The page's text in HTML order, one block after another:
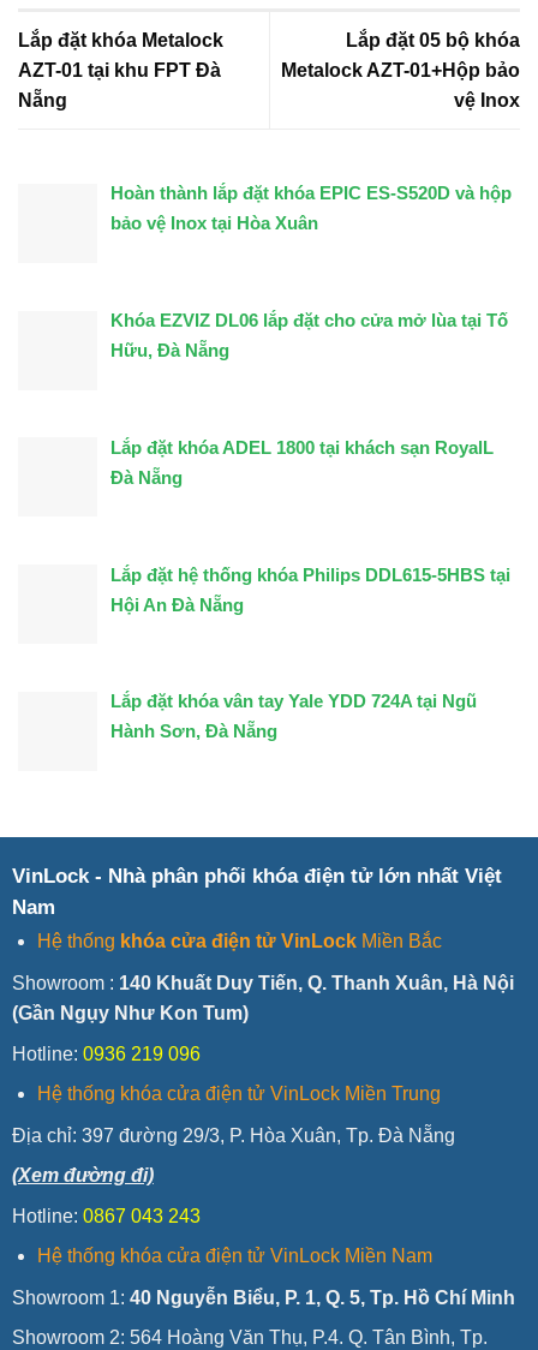
Hoàn thành lắp đặt khóa EPIC ES-S520D và hộp
bảo vệ Inox tại Hòa Xuân
Khóa EZVIZ DL06 lắp đặt cho cửa mở lùa tại Tố
Hữu, Đà Nẵng
Lắp đặt khóa ADEL 1800 tại khách sạn RoyalL
Đà Nẵng
Lắp đặt hệ thống khóa Philips DDL615-5HBS tại
Hội An Đà Nẵng
Lắp đặt khóa vân tay Yale YDD 724A tại Ngũ
Hành Sơn, Đà Nẵng
Lắp đặt khóa Metalock
AZT-01 tại khu FPT Đà
Nẵng
Lắp đặt 05 bộ khóa
Metalock AZT-01+Hộp bảo
vệ Inox
VinLock - Nhà phân phối khóa điện tử lớn nhất Việt
Nam
Hệ thống khóa cửa điện tử VinLockMiền Bắc
Showroom : 140 Khuất Duy Tiến, Q. Thanh Xuân, Hà Nội
(Gần Ngụy Như Kon Tum)
Hotline: 0936 219 096
Hệ thống khóa cửa điện tử VinLock Miền Trung
Địa chỉ: 397 đường 29/3, P. Hòa Xuân, Tp. Đà Nẵng
(Xem đường đi)
Hotline: 0867 043 243
Hệ thống khóa cửa điện tử VinLock Miền Nam
Showroom 1: 40 Nguyễn Biểu, P. 1, Q. 5, Tp. Hồ Chí Minh
Showroom 2: 564 Hoàng Văn Thụ, P.4. Q. Tân Bình, Tp.